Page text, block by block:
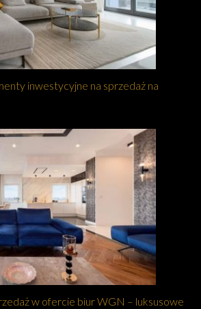
inwestycyjne na sprzedaż na
w ofercie biur WGN – luksusowe